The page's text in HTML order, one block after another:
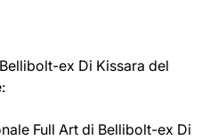
ex Di Kissara del
Full Art di Bellibolt-ex Di